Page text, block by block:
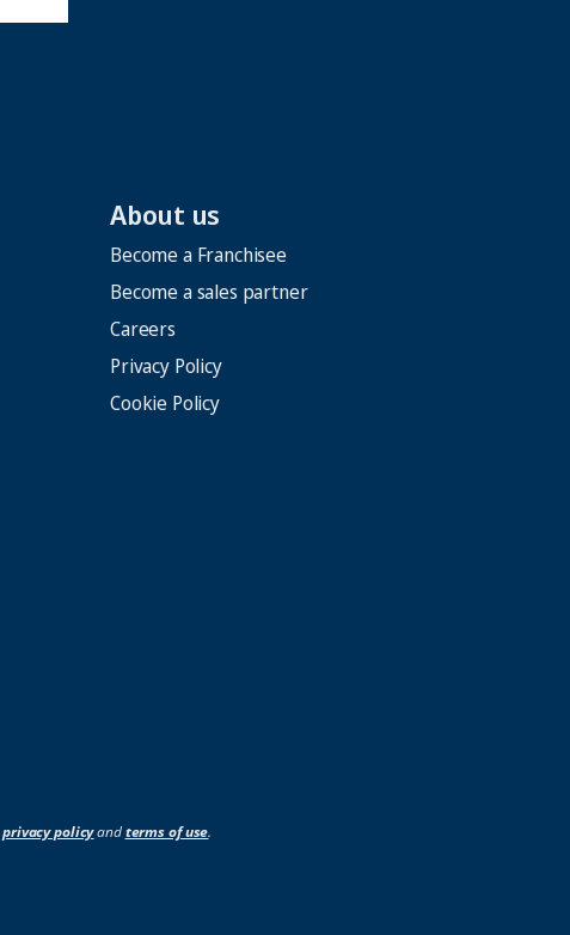
About us
Become a Franchisee
Become a sales partner
Careers
Privacy Policy
Cookie Policy
privacy policyandterms of use.